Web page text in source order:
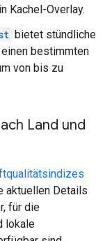
Kachel-Overlay.
bietet stündliche
bestimmten
von bis zu
Land und
aktuellen Details
für die
lokale